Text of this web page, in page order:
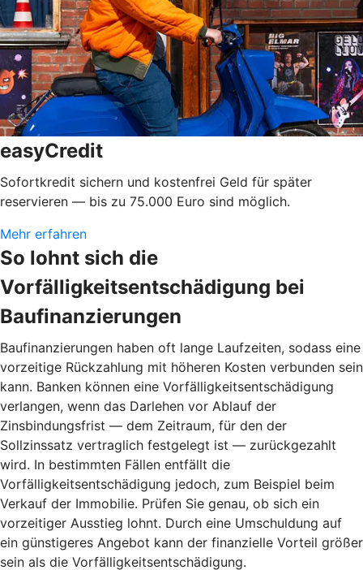
easyCredit
Sofortkredit sichern und kostenfrei Geld für später
reservieren — bis zu 75.000 Euro sind möglich.
Mehr erfahren
So lohnt sich die
Vorfälligkeitsentschädigung bei
Baufinanzierungen
Baufinanzierungen haben oft lange Laufzeiten, sodass eine
vorzeitige Rückzahlung mit höheren Kosten verbunden sein
kann. Banken können eine Vorfälligkeitsentschädigung
verlangen, wenn das Darlehen vor Ablauf der
Zinsbindungsfrist — dem Zeitraum, für den der
Sollzinssatz vertraglich festgelegt ist — zurückgezahlt
wird. In bestimmten Fällen entfällt die
Vorfälligkeitsentschädigung jedoch, zum Beispiel beim
Verkauf der Immobilie. Prüfen Sie genau, ob sich ein
vorzeitiger Ausstieg lohnt. Durch eine Umschuldung auf
ein günstigeres Angebot kann der finanzielle Vorteil größer
sein als die Vorfälligkeitsentschädigung.